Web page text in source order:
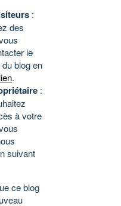
:
des
le
blog en
.
:
à votre
suivant
ce blog